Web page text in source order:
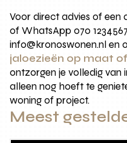
Voor direct advies of
of WhatsApp 070
info@kronoswonen.nl en
jaloezieën op maat
ontzorgen je volledig
alleen nog hoeft te
woning of project.
Meest